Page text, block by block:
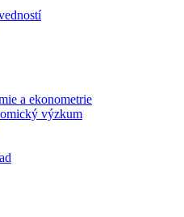
a ekonometrie
výzkum